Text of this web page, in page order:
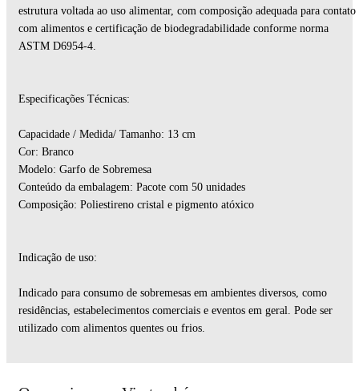
estrutura voltada ao uso alimentar, com composição adequada para contato
com alimentos e certificação de biodegradabilidade conforme norma
ASTM D6954-4.
Especificações Técnicas:
Capacidade / Medida/ Tamanho: 13 cm
Cor: Branco
Modelo: Garfo de Sobremesa
Conteúdo da embalagem: Pacote com 50 unidades
Composição: Poliestireno cristal e pigmento atóxico
Indicação de uso:
Indicado para consumo de sobremesas em ambientes diversos, como
residências, estabelecimentos comerciais e eventos em geral. Pode ser
utilizado com alimentos quentes ou frios.